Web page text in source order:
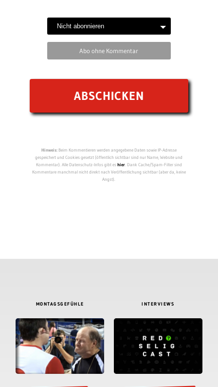
Abo ohne Kommentar
Hinweis:Beim Kommentieren werden angegebene Daten sowie IP-Adresse
gespeichert und Cookies gesetzt (öffentlich sichtbar sind nur Name, Website und
Kommentar). Alle Datenschutz-Infos gibt eshier. Dank Cache/Spam-Filter sind
Kommentare manchmal nicht direkt nach Veröffentlichung sichtbar (aber da, keine
Angst).
MONTAGSGEFÜHLE INTERVIEWS